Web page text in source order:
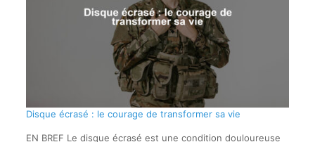
Disque écrasé : le courage de transformer sa vie
EN BREF Le disque écrasé est une condition douloureuse